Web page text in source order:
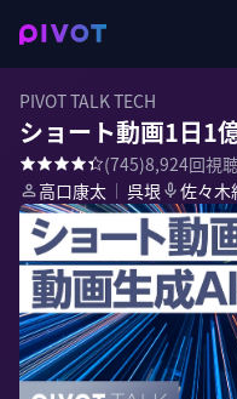
PIVOT TALK TECH
ショート動画1日1
(745)8,924回視
高口康太 ｜ 呉垠 佐々木